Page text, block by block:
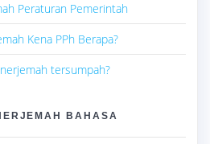
Peraturan Pemerintah
Kena PPh Berapa?
tersumpah?
BAHASA